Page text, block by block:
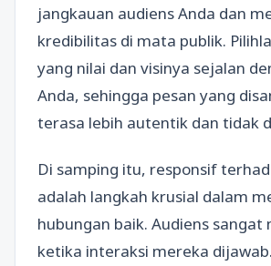
jangkauan audiens Anda dan
kredibilitas di mata publik.
yang nilai dan visinya sejalan
Anda, sehingga pesan yang
terasa lebih autentik dan tidak
Di samping itu, responsif
adalah langkah krusial dalam
hubungan baik. Audiens sangat
ketika interaksi mereka